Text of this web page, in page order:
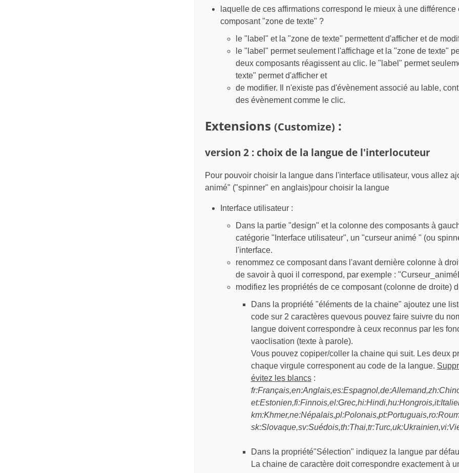
laquelle de ces affirmations correspond le mieux à une
composant "zone de texte" ?
le "label" et la "zone de texte" permettent d'afficher et de
le "label" permet seulement l'affichage et la "zone de texte"
deux composants réagissent au clic. le "label" permet
texte" permet d'afficher et
de modifier. Il n'existe pas d'évènement associé au lable,
des évènement comme le clic.
Extensions (Customize) :
version 2 : choix de la langue de l'interlocuteur
Pour pouvoir choisir la langue dans l'interface utilisateur, vous allez
animé" ("spinner" en anglais)pour choisir la langue
Interface utilisateur :
Dans la partie "design" et la colonne des composants à
catégorie "Interface utilisateur", un "curseur animé " (ou
l'interface.
renommez ce composant dans l'avant dernière colonne à
de savoir à quoi il correspond, par exemple :
modifiez les propriétés de ce composant (colonne de droite)
Dans la propriété "éléments de la chaine" ajoutez une
code sur 2 caractères quevous pouvez faire suivre du
langue doivent correspondre à ceux reconnus par les
vaoclisation (texte à parole).
Vous pouvez copiper/coller la chaine qui suit. Les deux
chaque virgule corresponent au code de la langue.
évitez les blancs:
Dans la propriété"Sélection" indiquez la langue par
La chaine de caractère doit correspondre exactement à